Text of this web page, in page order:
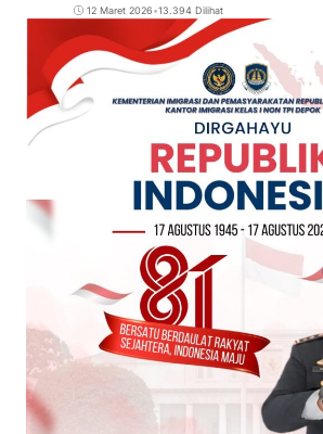
12 Maret 2026•13.394 Dilihat